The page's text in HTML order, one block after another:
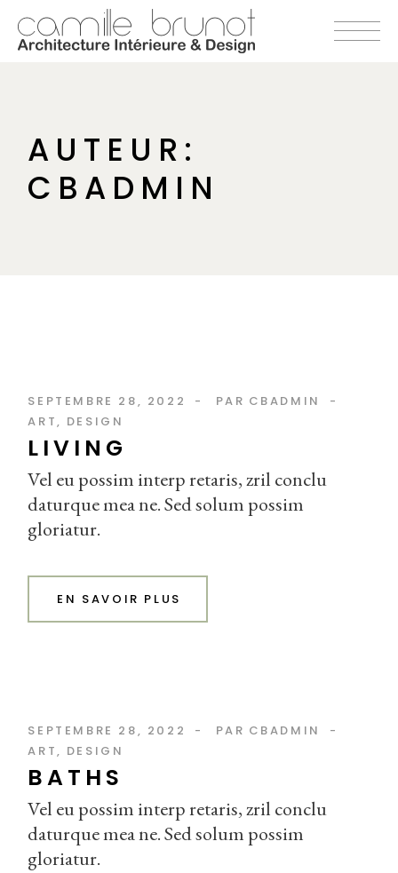
contenu
AUTEUR:
CBADMIN
SEPTEMBRE 28, 2022 PAR CBADMIN
ART
DESIGN
LIVING
Vel eu possim interp retaris, zril conclu
daturque mea ne. Sed solum possim
gloriatur.
EN SAVOIR PLUS
SEPTEMBRE 28, 2022 PAR CBADMIN
ART
DESIGN
BATHS
Vel eu possim interp retaris, zril conclu
daturque mea ne. Sed solum possim
gloriatur.